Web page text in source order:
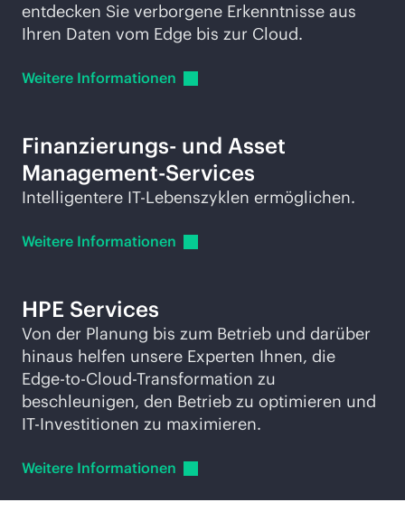
entdecken Sie verborgene Erkenntnisse aus
Ihren Daten vom Edge bis zur Cloud.
Weitere Informationen
Finanzierungs- und Asset
Management-Services
Intelligentere IT-Lebenszyklen ermöglichen.
Weitere Informationen
HPE Services
Von der Planung bis zum Betrieb und darüber
hinaus helfen unsere Experten Ihnen, die
Edge-to-Cloud-Transformation zu
beschleunigen, den Betrieb zu optimieren und
IT-Investitionen zu maximieren.
Weitere Informationen